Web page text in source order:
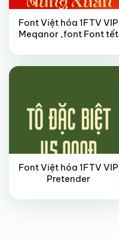
Font Việt hóa 1FTV VIP
Meqanor ,font Font tết
VIP
Font Việt hóa 1FTV VIP
Pretender